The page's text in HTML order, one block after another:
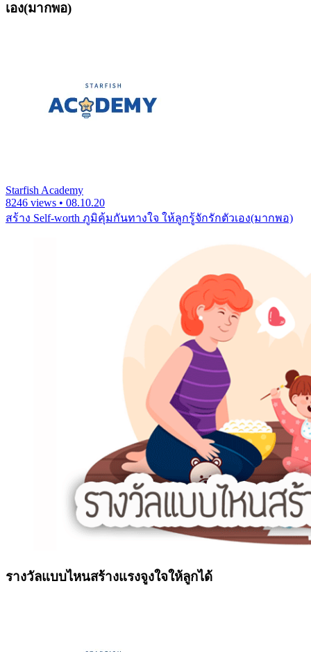
เอง(มากพอ)
Starfish Academy
8246 views • 08.10.20
สร้าง Self-worth ภูมิคุ้มกันทางใจ ให้ลูกรู้จักรักตัวเอง(มากพอ)
รางวัลแบบไหนสร้างแรงจูงใจให้ลูกได้